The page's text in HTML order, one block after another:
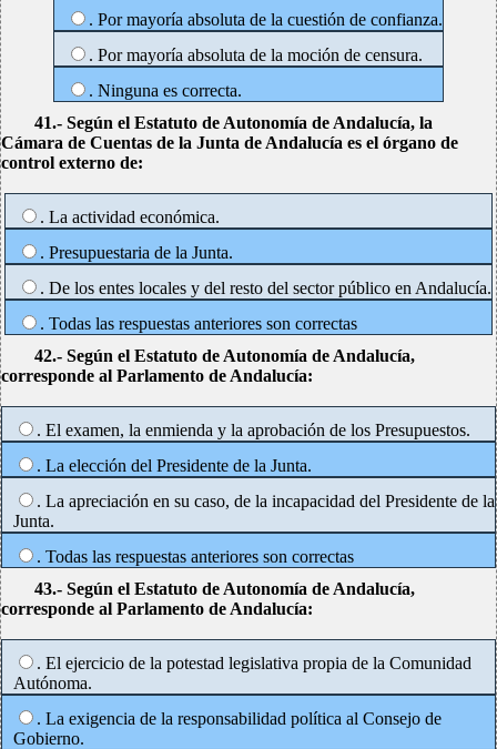
. Por mayoría absoluta de la cuestión de confianza.
. Por mayoría absoluta de la moción de censura.
. Ninguna es correcta.
41.- Según el Estatuto de Autonomía de Andalucía, la
Cámara de Cuentas de la Junta de Andalucía es el órgano de
control externo de:
. La actividad económica.
. Presupuestaria de la Junta.
. De los entes locales y del resto del sector público en Andalucía.
. Todas las respuestas anteriores son correctas
42.- Según el Estatuto de Autonomía de Andalucía,
corresponde al Parlamento de Andalucía:
. El examen, la enmienda y la aprobación de los Presupuestos.
. La elección del Presidente de la Junta.
. La apreciación en su caso, de la incapacidad del Presidente de la
Junta.
. Todas las respuestas anteriores son correctas
43.- Según el Estatuto de Autonomía de Andalucía,
corresponde al Parlamento de Andalucía:
. El ejercicio de la potestad legislativa propia de la Comunidad
Autónoma.
. La exigencia de la responsabilidad política al Consejo de
Gobierno.